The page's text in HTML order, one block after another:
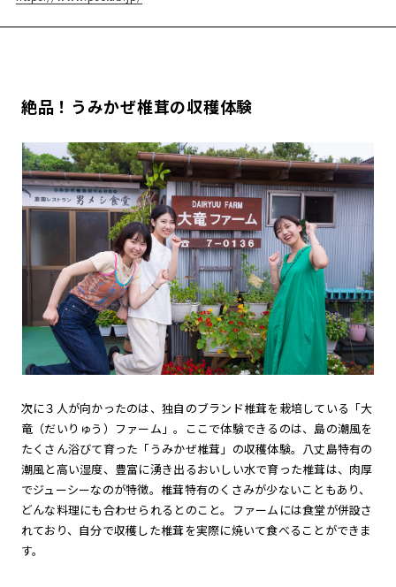
絶品！うみかぜ椎茸の収穫体験
次に３人が向かったのは、独自のブランド椎茸を栽培している「大
竜（だいりゅう）ファーム」。ここで体験できるのは、島の潮風を
たくさん浴びて育った「うみかぜ椎茸」の収穫体験。八丈島特有の
潮風と高い湿度、豊富に湧き出るおいしい水で育った椎茸は、肉厚
でジューシーなのが特徴。椎茸特有のくさみが少ないこともあり、
どんな料理にも合わせられるとのこと。ファームには食堂が併設さ
れており、自分で収穫した椎茸を実際に焼いて食べることができま
す。